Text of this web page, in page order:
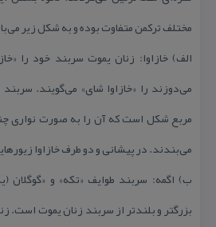
مختلف تركمن متفاوت بوده و به شكل زیر
الف) خازاوا: زنان یموت سربند خود را
می‌دوزند را «خازاوا شای» می‌گویند.
مربع شكل است كه آن را به صورت نواری
می‌بندند. در پیشانی و دو طرف خازاوا
ب) اگمه: سربند طوایف «تكه» و «گوگلان
بزرگتر و بلندتر از سربند زنان یموت است.